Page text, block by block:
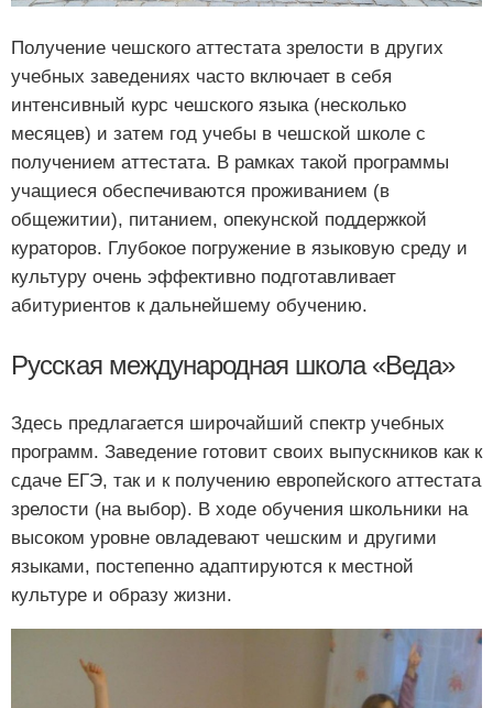
Получение чешского аттестата зрелости в других
учебных заведениях часто включает в себя
интенсивный курс чешского языка (несколько
месяцев) и затем год учебы в чешской школе с
получением аттестата. В рамках такой программы
учащиеся обеспечиваются проживанием (в
общежитии), питанием, опекунской поддержкой
кураторов. Глубокое погружение в языковую среду и
культуру очень эффективно подготавливает
абитуриентов к дальнейшему обучению.
Русская международная школа «Веда»
Здесь предлагается широчайший спектр учебных
программ. Заведение готовит своих выпускников как к
сдаче ЕГЭ, так и к получению европейского аттестата
зрелости (на выбор). В ходе обучения школьники на
высоком уровне овладевают чешским и другими
языками, постепенно адаптируются к местной
культуре и образу жизни.